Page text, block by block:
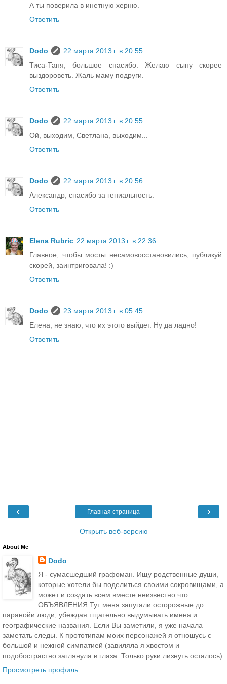
А ты поверила в инетную херню.
Ответить
Dodo
22 марта 2013 г. в 20:55
Тиса-Таня, большое спасибо. Желаю сыну скорее
выздороветь. Жаль маму подруги.
Ответить
Dodo
22 марта 2013 г. в 20:55
Ой, выходим, Светлана, выходим...
Ответить
Dodo
22 марта 2013 г. в 20:56
Александр, спасибо за гениальность.
Ответить
Elena Rubric 22 марта 2013 г. в 22:36
Главное, чтобы мосты несамовосстановились, публикуй
скорей, заинтриговала! :)
Ответить
Dodo
23 марта 2013 г. в 05:45
Елена, не знаю, что их этого выйдет. Ну да ладно!
Ответить
‹ ›
Главная страница
Открыть веб-версию
About Me
Dodo
Я - сумасшедший графоман. Ищу родственные души,
которые хотели бы поделиться своими сокровищами, а
может и создать всем вместе неизвестно что.
ОБЪЯВЛЕНИЯ Тут меня запугали осторожные до
паранойи люди, убеждая тщательно выдумывать имена и
географические названия. Если Вы заметили, я уже начала
заметать следы. К прототипам моих персонажей я отношусь с
большой и нежной симпатией (завиляла я хвостом и
подобострастно заглянула в глаза. Только руки лизнуть осталось).
Просмотреть профиль